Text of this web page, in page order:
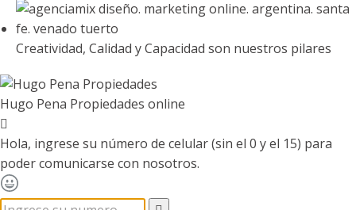
Creatividad, Calidad y Capacidad son nuestros pilares
Hugo Pena Propiedades online
Hola, ingrese su número de celular (sin el 0 y el 15) para
poder comunicarse con nosotros.